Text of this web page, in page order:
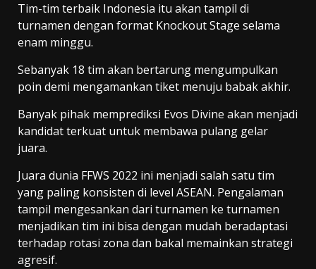
Tim-tim terbaik Indonesia itu akan tampil di
turnamen dengan format Knockout Stage selama
enam minggu.
Sebanyak 18 tim akan bertarung mengumpulkan
poin demi mengamankan tiket menuju babak akhir.
Banyak pihak memprediksi Evos Divine akan menjadi
kandidat terkuat untuk membawa pulang gelar
juara.
Juara dunia FFWS 2022 ini menjadi salah satu tim
yang paling konsisten di level ASEAN. Pengalaman
tampil mengesankan dari turnamen ke turnamen
menjadikan tim ini bisa dengan mudah beradaptasi
terhadap rotasi zona dan bakal memainkan strategi
agresif.